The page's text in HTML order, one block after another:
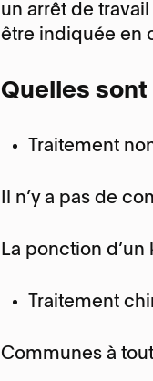
un arrêt de
être indiquée en
Quelles
Traitement
Il n’y a pas de
La ponction
Traitement
Communes à